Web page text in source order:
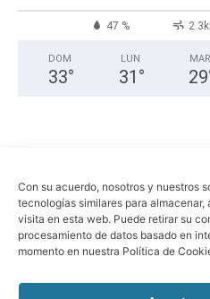
Con su acuerdo, nosotros y nuestros
tecnologías similares para
visita en esta web. Puede retirar su
procesamiento de datos basado en
momento en nuestra Política de
47 %
DOM
33°
LUN
31 °
MAR
29
Economia Política Sociedad